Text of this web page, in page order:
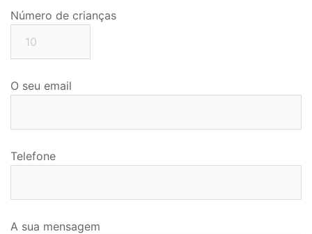
Número de crianças
O seu email
Telefone
A sua mensagem